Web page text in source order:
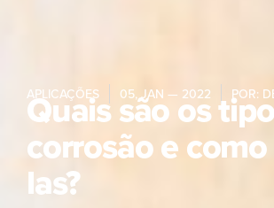
APLICAÇÕES 05, JAN — 2022 POR:
Quais são os
corrosão e
las?